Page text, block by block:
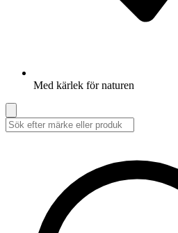
Med kärlek för naturen